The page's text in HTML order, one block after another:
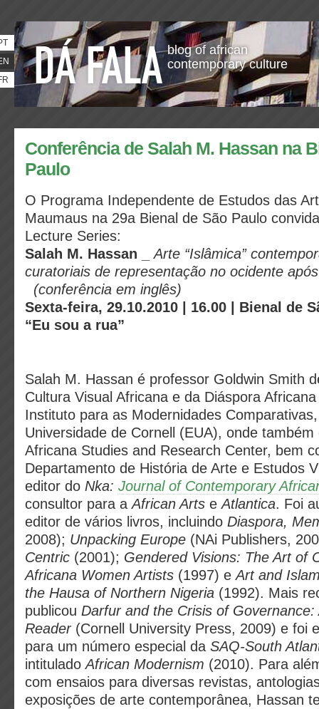
blog of african
contemporary culture
Conferência de Salah M. Hassan na
Paulo
O Programa Independente de Estudos das
Maumaus na 29a Bienal de São Paulo
Lecture Series:
Salah M. Hassan _Arte “Islâmica”
curatoriais de representação no ocidente
(conferência em inglês)
Sexta-feira, 29.10.2010 | 16.00 | Bienal de
“Eu sou a rua”
Salah M. Hassan é professor Goldwin Smith
Cultura Visual Africana e da Diáspora
Instituto para as Modernidades
Universidade de Cornell (EUA), onde
Africana Studies and Research Center, bem
Departamento de História de Arte e Estudos
editor do Nka: Journal of Contemporary
consultor para aAfrican Arts e Atlantica. Foi
editor de vários livros, incluindo Diaspora,
2008); Unpacking Europe (NAi Publishers,
Centric (2001); Gendered Visions: The Art of
Africana Women Artists (1997) eArt and
the Hausa of Northern Nigeria (1992). Mais
publicou Darfur and the Crisis of Governance:
Reader (Cornell University Press, 2009) e foi
para um número especial da SAQ-South
intituladoAfrican Modernism (2010). Para
com ensaios para diversas revistas,
exposições de arte contemporânea, Hassan